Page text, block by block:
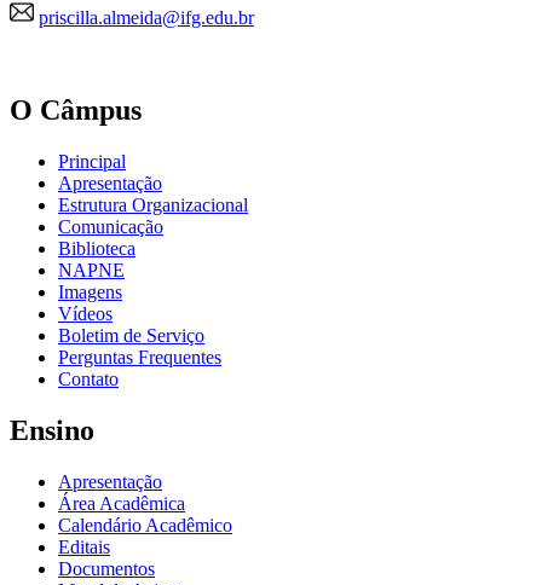
priscilla.almeida@ifg.edu.br
O Câmpus
Principal
Apresentação
Estrutura Organizacional
Comunicação
Biblioteca
NAPNE
Imagens
Vídeos
Boletim de Serviço
Perguntas Frequentes
Contato
Ensino
Apresentação
Área Acadêmica
Calendário Acadêmico
Editais
Documentos